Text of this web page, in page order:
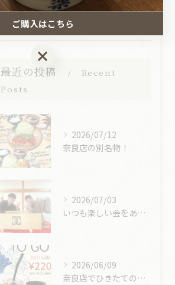
落語会
最近の投稿
Recent
Posts
2026/07/12
奈良店の別名物！
2026/07/03
いつも楽しい会をありがとうございます。
2026/06/09
奈良店でひきたてのコーヒーが飲めるようになりました。
ご購入はこちら
ご購入はこちら